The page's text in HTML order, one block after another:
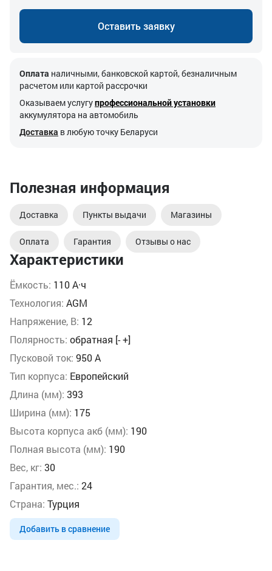
Характеристики
Ёмкость: 110 А·ч
Технология: AGM
Напряжение, В: 12
Полярность: обратная [- +]
Пусковой ток: 950 А
Тип корпуса: Европейский
Длина (мм): 393
Ширина (мм): 175
Высота корпуса акб (мм): 190
Полная высота (мм): 190
Вес, кг: 30
Гарантия, мес.: 24
Страна: Турция
Добавить в сравнение
Оставить заявку
Оплата наличными, банковской картой, безналичным
расчетом или картой рассрочки
Оказываем услугупрофессиональной установки
аккумулятора на автомобиль
Доставка в любую точку Беларуси
Полезная информация
Доставка Пункты выдачи Магазины
Оплата Гарантия Отзывы о нас